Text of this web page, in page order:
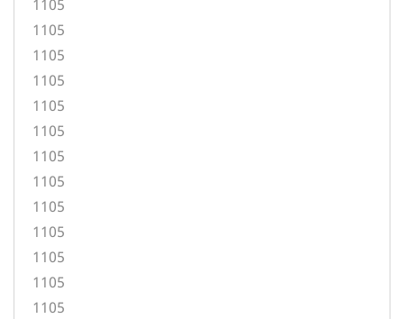
1105
1105
1105
1105
1105
1105
1105
1105
1105
1105
1105
1105
1105